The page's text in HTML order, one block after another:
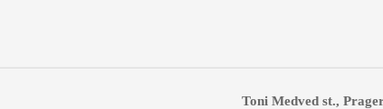
Toni Medved st.,